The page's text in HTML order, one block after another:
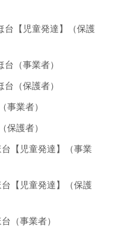
台【児童発達】（保護
（事業者）
（保護者）
事業者）
保護者）
【児童発達】（事業
【児童発達】（保護
（事業者）